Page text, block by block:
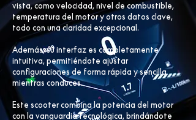
vista, como velocidad, nivel de combustible,
temperatura del motor y otros datos clave,
todo con una claridad excepcional.
Además, su interfaz es completamente
intuitiva, permitiéndote ajustar
configuraciones de forma rápida y sencilla
mientras conduces.
Este scooter combina la potencia del motor
con la vanguardia tecnológica, brindándote